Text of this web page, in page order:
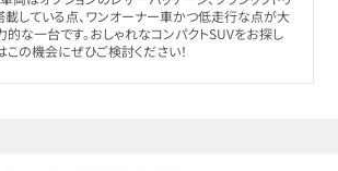
載している点、ワンオーナー車かつ低走行な点が大
的な一台です。おしゃれなコンパクトSUVをお探し
この機会にぜひご検討ください！